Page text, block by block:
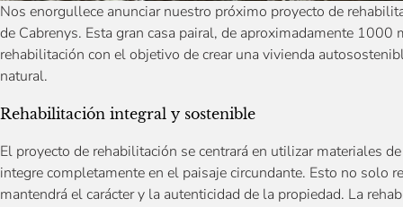
Nos enorgullece anunciar nuestro próximo proyecto de
de Cabrenys. Esta gran casa pairal, de aproximadamente 1000
rehabilitación con el objetivo de crear una vivienda
natural.
Rehabilitación integral y sostenible
El proyecto de rehabilitación se centrará en utilizar materiales
integre completamente en el paisaje circundante. Esto no solo
mantendrá el carácter y la autenticidad de la propiedad. La